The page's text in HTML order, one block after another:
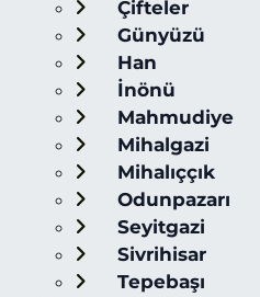
Çifteler
Günyüzü
Han
İnönü
Mahmudiye
Mihalgazi
Mihalıççık
Odunpazarı
Seyitgazi
Sivrihisar
Tepebaşı